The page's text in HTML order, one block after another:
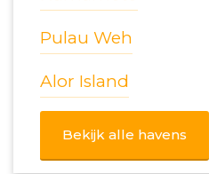
Pulau Weh
Alor Island
Bekijk alle havens